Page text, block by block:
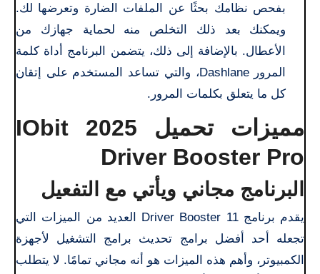
بفحص نظامك بحثًا عن الملفات الضارة وتعرضها لك.
ويمكنك بعد ذلك التخلص منه لحماية جهازك من
الأعطال. بالإضافة إلى ذلك، يتضمن البرنامج أداة كلمة
المرور Dashlane، والتي تساعد المستخدم على إتقان
كل ما يتعلق بكلمات المرور.
مميزات تحميل 2025 IObit
Driver Booster Pro
البرنامج مجاني ويأتي مع التفعيل
يقدم برنامج Driver Booster 11 العديد من الميزات التي
تجعله أحد أفضل برامج تحديث برامج التشغيل لأجهزة
الكمبيوتر، وأهم هذه الميزات هو أنه مجاني تمامًا. لا يتطلب